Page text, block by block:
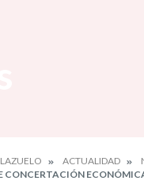
ACTUALIDAD
CONCERTACIÓN